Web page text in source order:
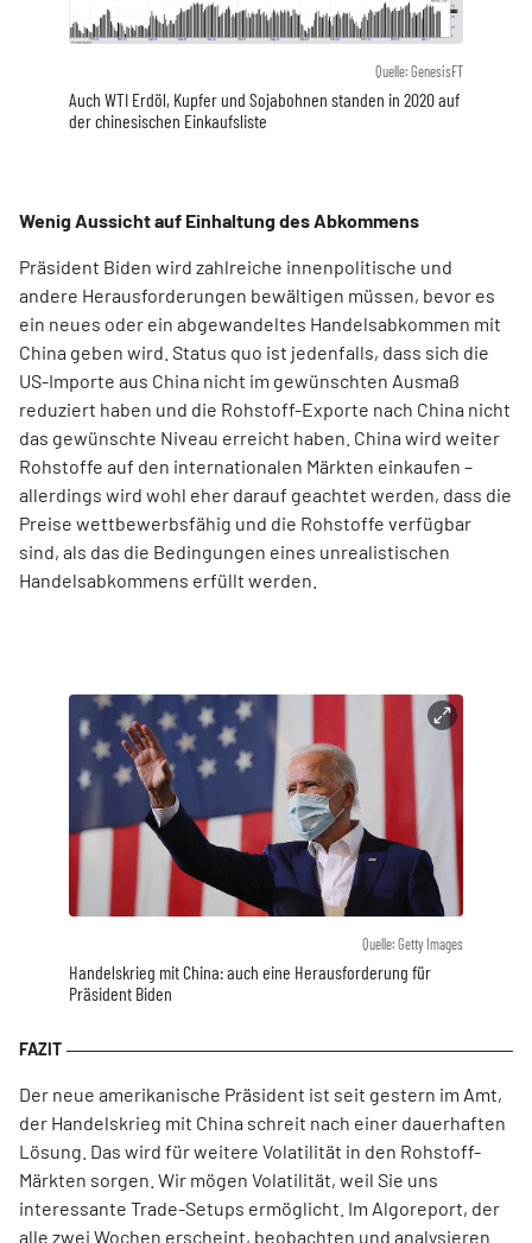
Quelle: GenesisFT
Auch WTI Erdöl, Kupfer und Sojabohnen standen in 2020 auf
der chinesischen Einkaufsliste
Wenig Aussicht auf Einhaltung des Abkommens
Präsident Biden wird zahlreiche innenpolitische und
andere Herausforderungen bewältigen müssen, bevor es
ein neues oder ein abgewandeltes Handelsabkommen mit
China geben wird. Status quo ist jedenfalls, dass sich die
US-Importe aus China nicht im gewünschten Ausmaß
reduziert haben und die Rohstoff-Exporte nach China nicht
das gewünschte Niveau erreicht haben. China wird weiter
Rohstoffe auf den internationalen Märkten einkaufen –
allerdings wird wohl eher darauf geachtet werden, dass die
Preise wettbewerbsfähig und die Rohstoffe verfügbar
sind, als das die Bedingungen eines unrealistischen
Handelsabkommens erfüllt werden.
Quelle: Getty Images
Handelskrieg mit China: auch eine Herausforderung für
Präsident Biden
Der neue amerikanische Präsident ist seit gestern im Amt,
der Handelskrieg mit China schreit nach einer dauerhaften
Lösung. Das wird für weitere Volatilität in den Rohstoff-
Märkten sorgen. Wir mögen Volatilität, weil Sie uns
interessante Trade-Setups ermöglicht. Im Algoreport, der
alle zwei Wochen erscheint, beobachten und analysieren